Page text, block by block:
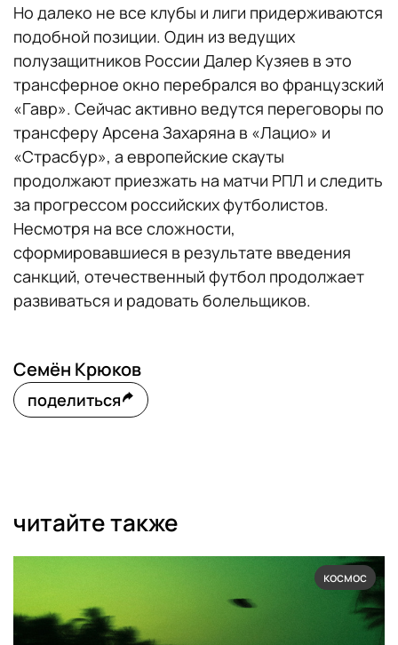
Но далеко не все клубы и лиги придерживаются
подобной позиции. Один из ведущих
полузащитников России Далер Кузяев в это
трансферное окно перебрался во французский
«Гавр». Сейчас активно ведутся переговоры по
трансферу Арсена Захаряна в «Лацио» и
«Страсбур», а европейские скауты
продолжают приезжать на матчи РПЛ и следить
за прогрессом российских футболистов.
Несмотря на все сложности,
сформировавшиеся в результате введения
санкций, отечественный футбол продолжает
развиваться и радовать болельщиков.
Семён Крюков
поделиться
читайте также
космос